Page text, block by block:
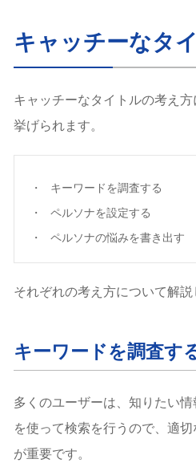
キャッチーなタ
キャッチーなタイトルの考え
挙げられます。
キーワードを調査する
ペルソナを設定する
ペルソナの悩みを書き出す
それぞれの考え方について解説
キーワードを調査す
多くのユーザーは、知りたい
を使って検索を行うので、適
が重要です。